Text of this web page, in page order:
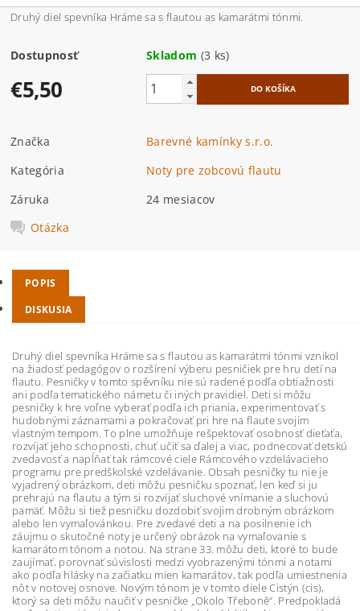
Druhý diel spevníka Hráme sa s flautou as kamarátmi tónmi.
Dostupnosť Skladom (3 ks)
€5,50
Značka
Barevné kamínky s.r.o.
Kategória
Noty pre zobcovú flautu
Záruka
24 mesiacov
Otázka
POPIS
DISKUSIA
Druhý diel spevníka Hráme sa s flautou as kamarátmi tónmi vznikol
na žiadosť pedagógov o rozšírení výberu pesničiek pre hru detí na
flautu. Pesničky v tomto spěvníku nie sú radené podľa obtiažnosti
ani podľa tematického námetu či iných pravidiel. Deti si môžu
pesničky k hre voľne vyberať podľa ich priania, experimentovať s
hudobnými záznamami a pokračovať pri hre na flaute svojim
vlastným tempom. To plne umožňuje rešpektovať osobnosť dieťaťa,
rozvíjať jeho schopnosti, chuť učiť sa ďalej a viac, podnecovať detskú
zvedavosť a napĺňať tak rámcové ciele Rámcového vzdelávacieho
programu pre predškolské vzdelávanie. Obsah pesničky tu nie je
vyjadrený obrázkom, deti môžu pesničku spoznať, len keď si ju
prehrajú na flautu a tým si rozvíjať sluchové vnímanie a sluchovú
pamäť. Môžu si tiež pesničku dozdobiť svojim drobným obrázkom
alebo len vymaľovánkou. Pre zvedavé deti a na posilnenie ich
záujmu o skutočné noty je určený obrázok na vymaľovanie s
kamarátom tónom a notou. Na strane 33. môžu deti, ktoré to bude
zaujímať, porovnať súvislosti medzi vyobrazenými tónmi a notami
ako podľa hlásky na začiatku mien kamarátov, tak podľa umiestnenia
nôt v notovej osnove. Novým tónom je v tomto diele Cistýn (cis),
ktorý sa deti môžu naučiť v pesničke „Okolo Třeboně“. Predpokladá